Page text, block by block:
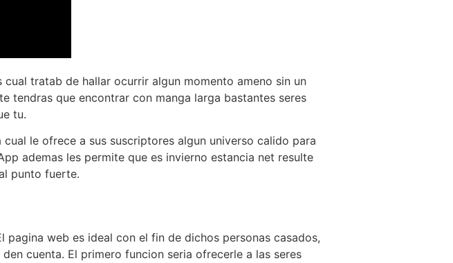
tratab de hallar ocurrir algun momento ameno sin un
tendras que encontrar con manga larga bastantes seres
tu.
le ofrece a sus suscriptores algun universo calido para
ademas les permite que es invierno estancia net resulte
punto fuerte.
pagina web es ideal con el fin de dichos personas casados,
cuenta. El primero funcion seria ofrecerle a las seres